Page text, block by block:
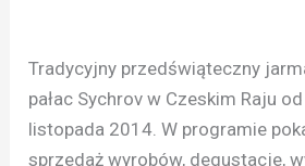
Tradycyjny przedświąteczny
pałac Sychrov w Czeskim Raju
listopada 2014. W programie
sprzedaż wyrobów, degustacje,